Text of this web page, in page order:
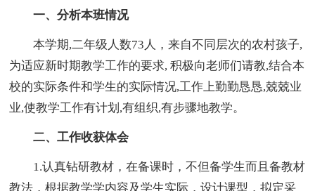
一、分析本班情况
本学期,二年级人数73人，来自不同层次的农村孩子,
为适应新时期教学工作的要求, 积极向老师们请教,结合本
校的实际条件和学生的实际情况,工作上勤勤恳恳,兢兢业
业,使教学工作有计划,有组织,有步骤地教学。
二、工作收获体会
1.认真钻研教材，在备课时，不但备学生而且备教材
教法，根据教学学内容及学生实际，设计课型，拟定采